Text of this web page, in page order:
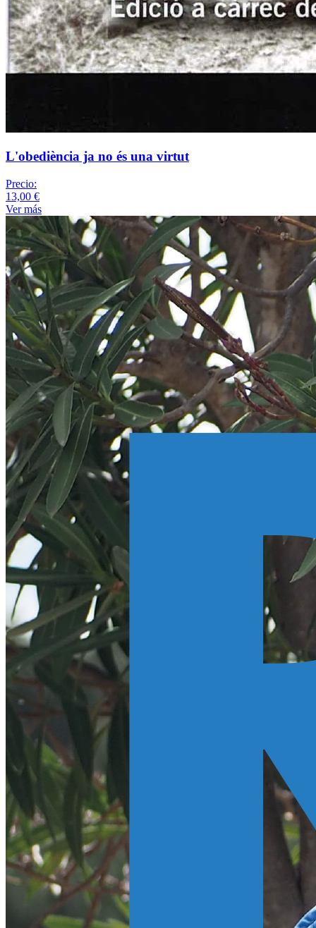
L'obediència ja no és una virtut
Precio:
13,00 €
Ver más